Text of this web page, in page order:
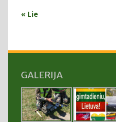
« Lie
GALERIJA